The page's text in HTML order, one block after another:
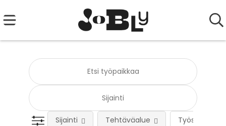
Työsuhteen
Sijainti Tehtäväalue